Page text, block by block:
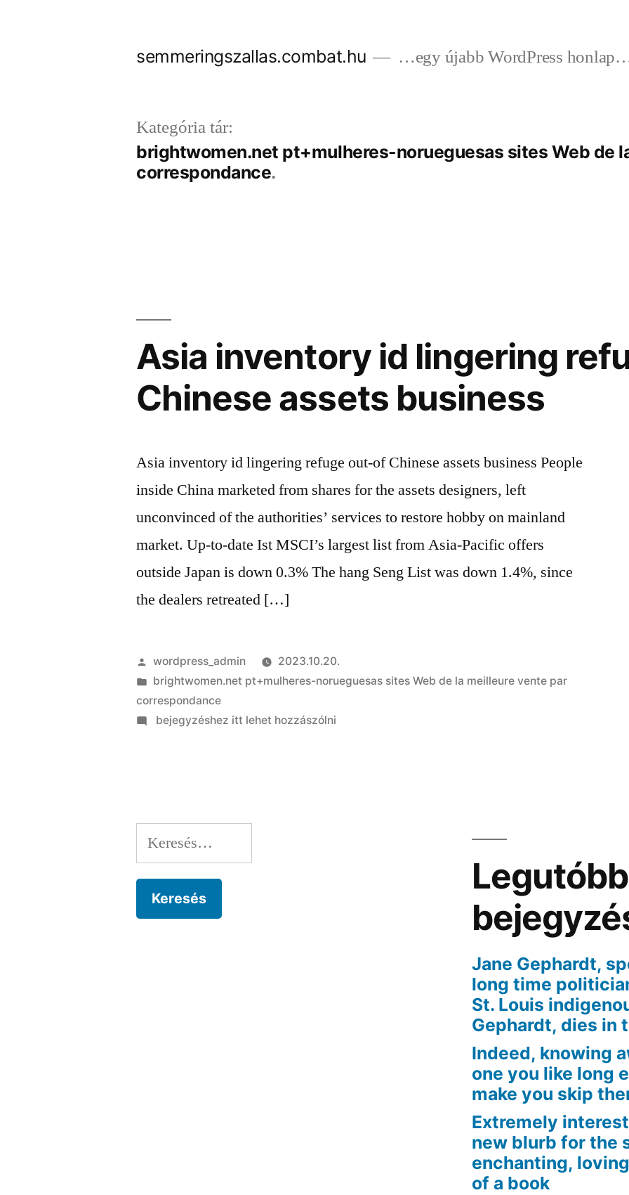
semmeringszallas.combat.hu …egy újabb WordPress
Kategória tár:
brightwomen.net pt+mulheres-norueguesas sites Web de
correspondance
Asia inventory id lingering
Chinese assets business
Asia inventory id lingering refuge out-of Chinese assets business People
inside China marketed from shares for the assets designers, left
unconvinced of the authorities’ services to restore hobby on mainland
market. Up-to-date Ist MSCI’s largest list from Asia-Pacific offers
outside Japan is down 0.3% The hang Seng List was down 1.4%, since
the dealers retreated […]
Szerző:
wordpress_admin
2023.10.20.
Kategória:
brightwomen.net pt+mulheres-norueguesas sites Web de la meilleure vente par
correspondance
on
out-
Chinese
assets
business
bejegyzéshez itt lehet hozzászólni
Keresés:
Jane Gephardt,
long time
St. Louis
Gephardt, dies in
Indeed, knowing
one you like long
make you skip
Extremely
new blurb for the
enchanting,
of a book